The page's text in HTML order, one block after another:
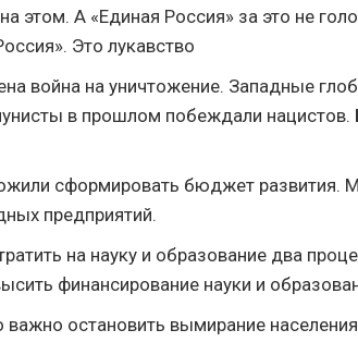
этом. А «Единая Россия» за это не
Это лукавство
война на уничтожение. Западные
в прошлом побеждали
сформировать бюджет развития.
предприятий.
на науку и образование два
финансирование науки и
важно остановить вымирание